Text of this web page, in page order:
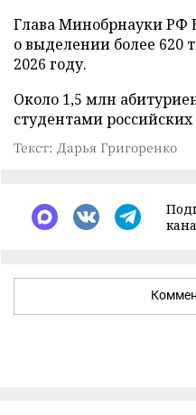
Глава Минобрнауки РФ
о выделении более 620
2026 году.
Около 1,5 млн
студентами
Текст: Дарья Григоренко